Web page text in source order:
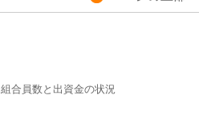
組合員数と出資金の状況